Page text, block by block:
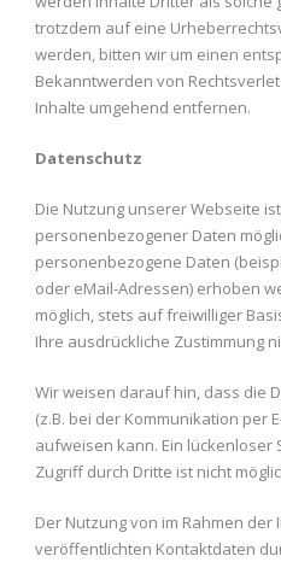
trotzdem auf eine
werden, bitten wir um einen
Bekanntwerden von
Inhalte umgehend entfernen.
Datenschutz
Die Nutzung unserer Webseite
personenbezogener Daten
personenbezogene Daten
oder eMail-Adressen) erhoben
möglich, stets auf freiwilliger
Ihre ausdrückliche Zustimmung
Wir weisen darauf hin, dass die
(z.B. bei der Kommunikation per
aufweisen kann. Ein lückenloser
Zugriff durch Dritte ist nicht
Der Nutzung von im Rahmen
veröffentlichten Kontaktdaten